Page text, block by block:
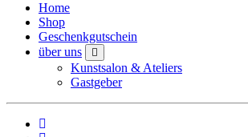
Home
Shop
Geschenkgutschein
über uns
Kunstsalon & Ateliers
Gastgeber